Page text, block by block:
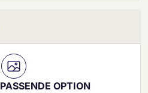
OPTION